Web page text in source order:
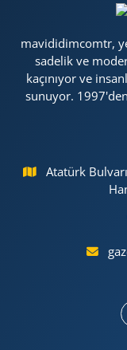
mavididimcomtr,
sadelik ve
kaçınıyor ve
sunuyor.
Atatürk